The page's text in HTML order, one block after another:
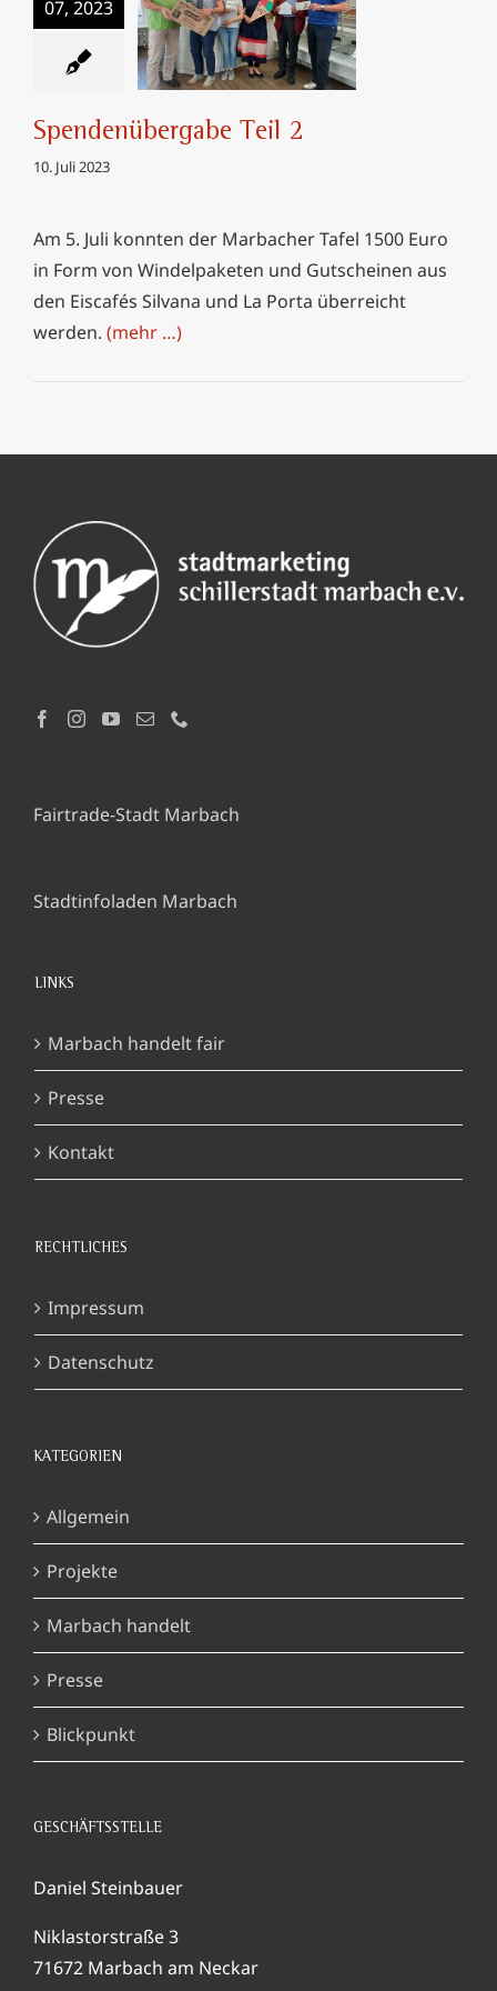
07, 2023
Spendenübergabe
Teil 2
Spendenübergabe Teil 2
10. Juli 2023
Am 5. Juli konnten der Marbacher Tafel 1500 Euro
in Form von Windelpaketen und Gutscheinen aus
den Eiscafés Silvana und La Porta überreicht
werden. (mehr …)
Fairtrade-Stadt Marbach
Stadtinfoladen Marbach
LINKS
Marbach handelt fair
Presse
Kontakt
RECHTLICHES
Impressum
Datenschutz
KATEGORIEN
Allgemein
Projekte
Marbach handelt
Presse
Blickpunkt
GESCHÄFTSSTELLE
Daniel Steinbauer
Niklastorstraße 3
71672 Marbach am Neckar